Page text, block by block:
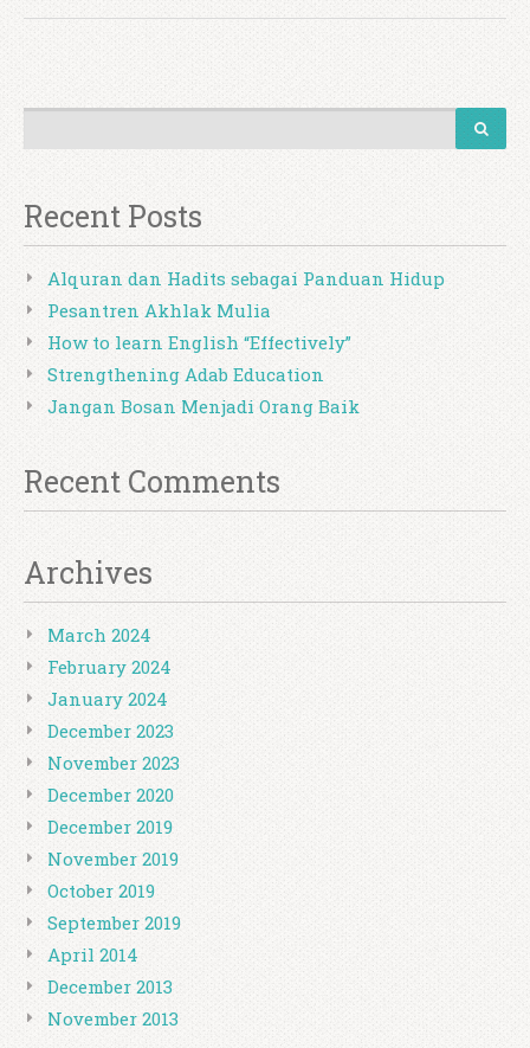
Recent Posts
Alquran dan Hadits sebagai Panduan Hidup
Pesantren Akhlak Mulia
How to learn English “Effectively”
Strengthening Adab Education
Jangan Bosan Menjadi Orang Baik
Recent Comments
Archives
March 2024
February 2024
January 2024
December 2023
November 2023
December 2020
December 2019
November 2019
October 2019
September 2019
April 2014
December 2013
November 2013